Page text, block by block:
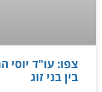
צפו: עו"ד יוסי
בין בני זוג